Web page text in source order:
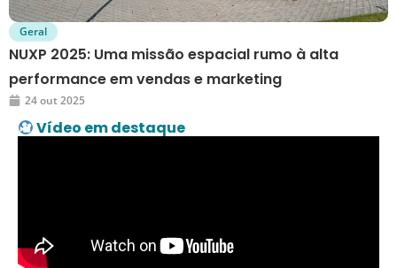
Geral
NUXP 2025: Uma missão espacial rumo à alta
performance em vendas e marketing
24 out 2025
Vídeo em destaque